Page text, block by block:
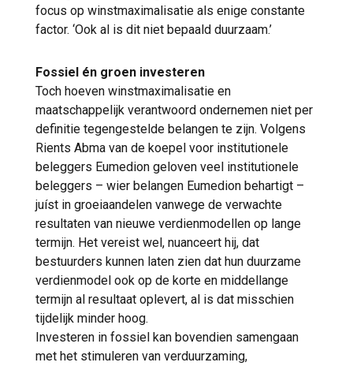
focus op winstmaximalisatie als enige constante
factor. ‘Ook al is dit niet bepaald duurzaam.’
Fossiel én groen investeren
Toch hoeven winstmaximalisatie en
maatschappelijk verantwoord ondernemen niet per
definitie tegengestelde belangen te zijn. Volgens
Rients Abma van de koepel voor institutionele
beleggers Eumedion geloven veel institutionele
beleggers – wier belangen Eumedion behartigt –
juíst in groeiaandelen vanwege de verwachte
resultaten van nieuwe verdienmodellen op lange
termijn. Het vereist wel, nuanceert hij, dat
bestuurders kunnen laten zien dat hun duurzame
verdienmodel ook op de korte en middellange
termijn al resultaat oplevert, al is dat misschien
tijdelijk minder hoog.
Investeren in fossiel kan bovendien samengaan
met het stimuleren van verduurzaming,